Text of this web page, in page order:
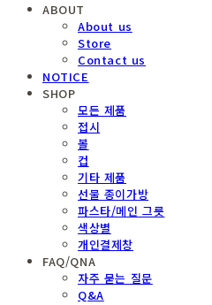
ABOUT
About us
Store
Contact us
NOTICE
SHOP
모든 제품
접시
볼
컵
기타 제품
선물 종이가방
파스타/메인 그릇
색상별
개인결제창
FAQ/QNA
자주 묻는 질문
Q&A